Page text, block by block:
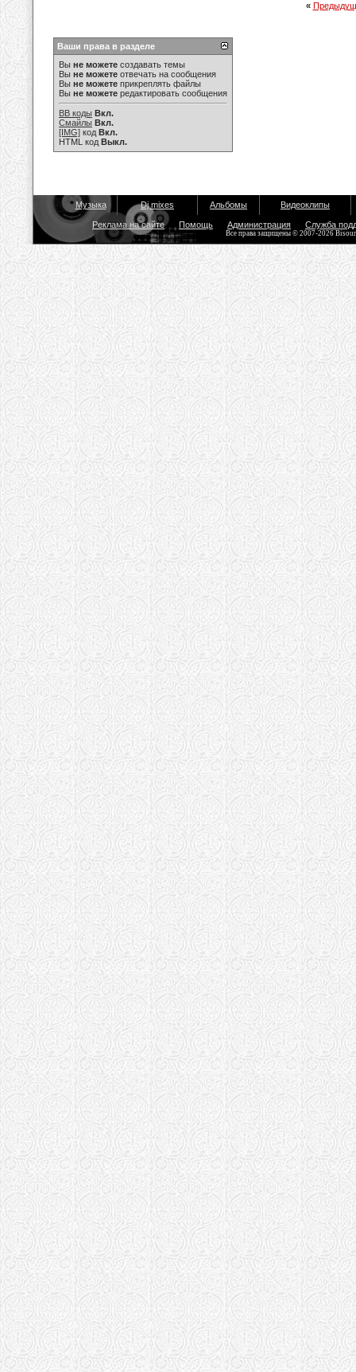
«
Ваши права в разделе
Вы не можете создавать темы
Вы не можете отвечать на сообщения
Вы не можете прикреплять файлы
Вы не можете редактировать сообщения
BB коды Вкл.
Смайлы Вкл.
[IMG] код Вкл.
HTML код Выкл.
Музыка Dj mixes Альбомы Видеоклипы
Реклама на сайте Помощь Администрация Служба
Все права защищены © 2007-2026